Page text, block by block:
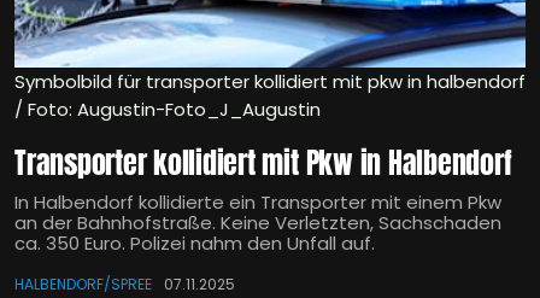
Symbolbild für transporter kollidiert mit pkw in halbendorf
/ Foto: Augustin-Foto_J_Augustin
Transporter kollidiert mit Pkw in Halbendorf
In Halbendorf kollidierte ein Transporter mit einem Pkw
an der Bahnhofstraße. Keine Verletzten, Sachschaden
ca. 350 Euro. Polizei nahm den Unfall auf.
HALBENDORF/SPREE 07.11.2025